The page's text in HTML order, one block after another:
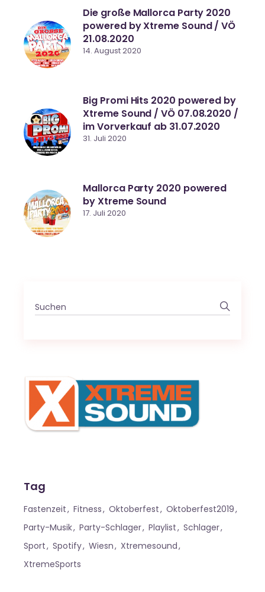
Die große Mallorca Party 2020
powered by Xtreme Sound / VÖ
21.08.2020
14. August 2020
Big Promi Hits 2020 powered by
Xtreme Sound / VÖ 07.08.2020 /
im Vorverkauf ab 31.07.2020
31. Juli 2020
Mallorca Party 2020 powered
by Xtreme Sound
17. Juli 2020
Search
for:
Tag
Fastenzeit Fitness Oktoberfest
Oktoberfest2019
Party-Musik
Party-Schlager Playlist
Schlager
Sport
Spotify Wiesn
Xtremesound
XtremeSports